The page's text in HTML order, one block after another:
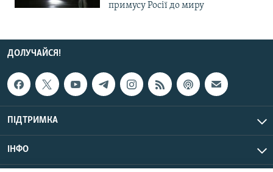
примусу Росії до миру
ДОЛУЧАЙСЯ!
ПІДТРИМКА
ІНФО